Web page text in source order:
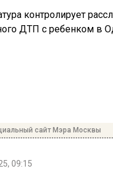
сайт Мэра Москвы
09:15